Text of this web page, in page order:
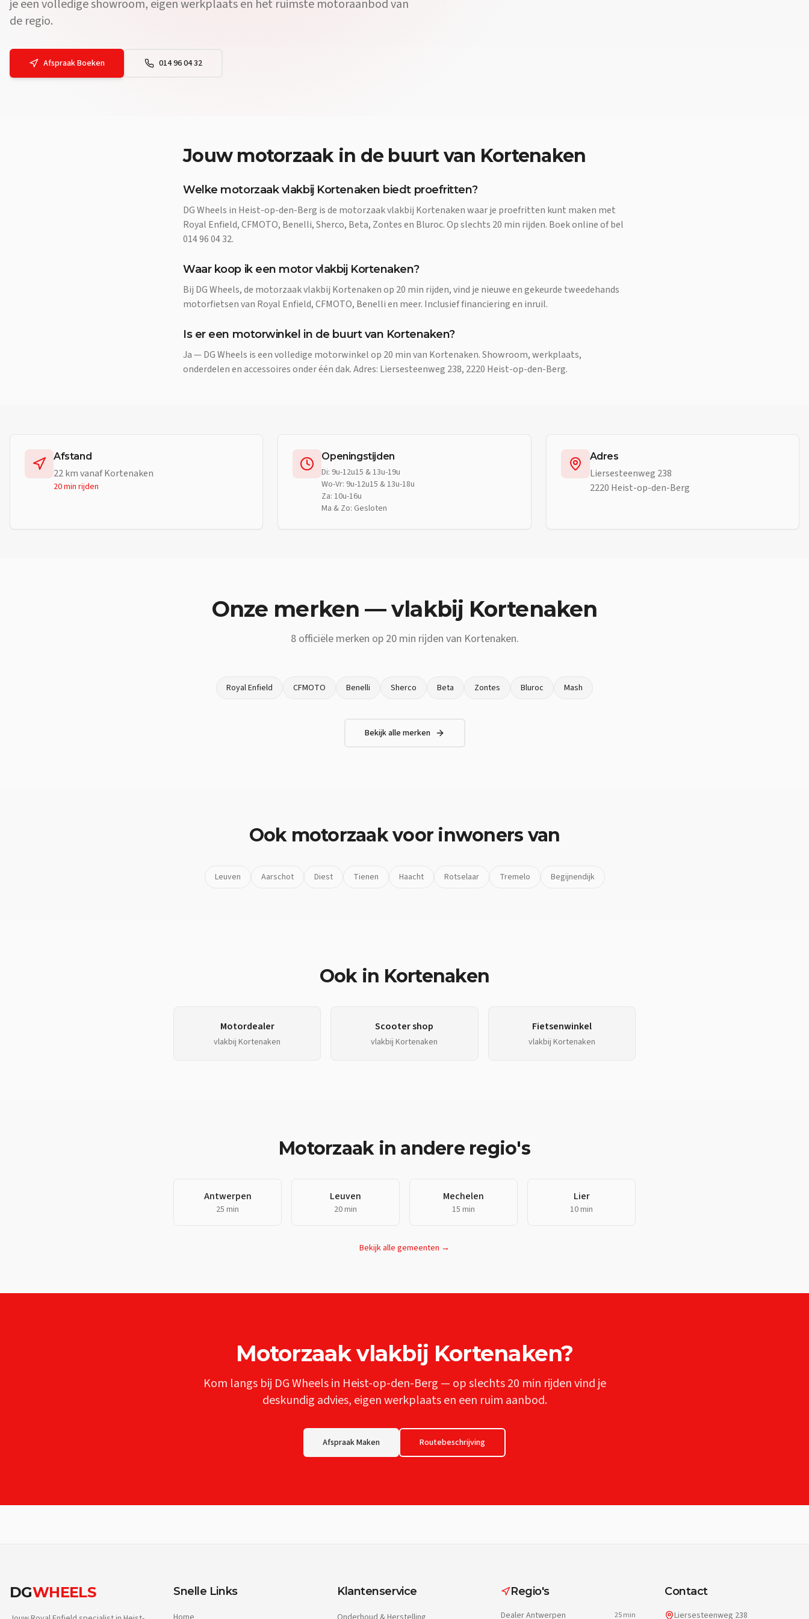
je een volledige showroom, eigen werkplaats en het ruimste motoraanbod van
de regio.
Afspraak Boeken 014 96 04 32
Jouw motorzaakin de buurt van Kortenaken
Welke motorzaak vlakbij Kortenaken biedt proefritten?
DG Wheels in Heist-op-den-Berg is de motorzaak vlakbij Kortenaken waar je proefritten kunt maken met
Royal Enfield, CFMOTO, Benelli, Sherco, Beta, Zontes en Bluroc. Op slechts 20 min rijden. Boek online of bel
014 96 04 32.
Waar koop ik een motor vlakbij Kortenaken?
Bij DG Wheels, de motorzaak vlakbij Kortenaken op 20 min rijden, vind je nieuwe en gekeurde tweedehands
motorfietsen van Royal Enfield, CFMOTO, Benelli en meer. Inclusief financiering en inruil.
Is er een motorwinkel in de buurt van Kortenaken?
Ja — DG Wheels is een volledige motorwinkel op 20 min van Kortenaken. Showroom, werkplaats,
onderdelen en accessoires onder één dak. Adres: Liersesteenweg 238, 2220 Heist-op-den-Berg.
Afstand
22km vanafKortenaken
20 min rijden
Openingstijden
Di: 9u-12u15 & 13u-19u
Wo-Vr: 9u-12u15 & 13u-18u
Za: 10u-16u
Ma & Zo: Gesloten
Adres
Liersesteenweg 238
2220 Heist-op-den-Berg
Onze merken — vlakbij Kortenaken
8officiële merken op 20 min rijden van Kortenaken.
Royal Enfield CFMOTO Benelli Sherco Beta Zontes Bluroc Mash
Bekijk alle merken
Ook motorzaakvoor inwoners van
Leuven Aarschot Diest Tienen Haacht Rotselaar Tremelo Begijnendijk
Ook in Kortenaken
Motordealer
vlakbijKortenaken
Scooter shop
vlakbijKortenaken
Fietsenwinkel
vlakbij Kortenaken
Motorzaakin andere regio's
Antwerpen
25 min
Leuven
20 min
Mechelen
15 min
Lier
10 min
Bekijk alle gemeenten →
Motorzaakvlakbij Kortenaken?
Kom langs bij DG Wheels in Heist-op-den-Berg — op slechts20 min rijden vind je
deskundig advies, eigen werkplaats en een ruim aanbod.
Afspraak Maken Routebeschrijving
DGWHEELS Snelle Links Klantenservice Regio's
DealerAntwerpen 25 min
Contact
Liersesteenweg 238